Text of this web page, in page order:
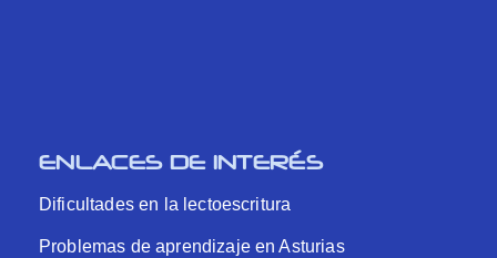
ENLACES DE INTERÉS
Dificultades en la lectoescritura
Problemas de aprendizaje en Asturias